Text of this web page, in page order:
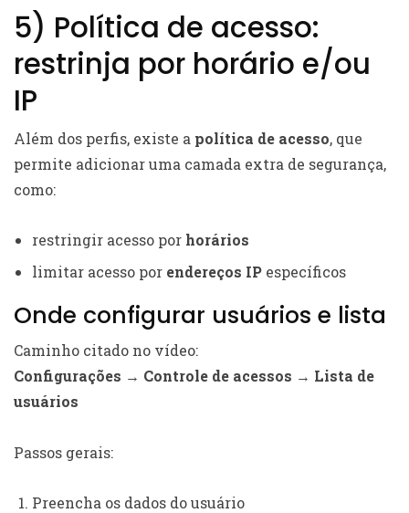
5) Política de acesso:
restrinja por horário e/ou
IP
Além dos perfis, existe a política de acesso, que
permite adicionar uma camada extra de segurança,
como:
restringir acesso por horários
limitar acesso por endereços IP específicos
Onde configurar usuários e lista
Caminho citado no vídeo:
Configurações → Controle de acessos → Lista de
usuários
Passos gerais:
Preencha os dados do usuário